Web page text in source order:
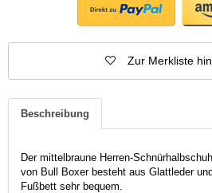
Zur Merkliste
Beschreibung
Der mittelbraune Herren-
von Bull Boxer besteht aus Glattleder
Fußbett sehr bequem.